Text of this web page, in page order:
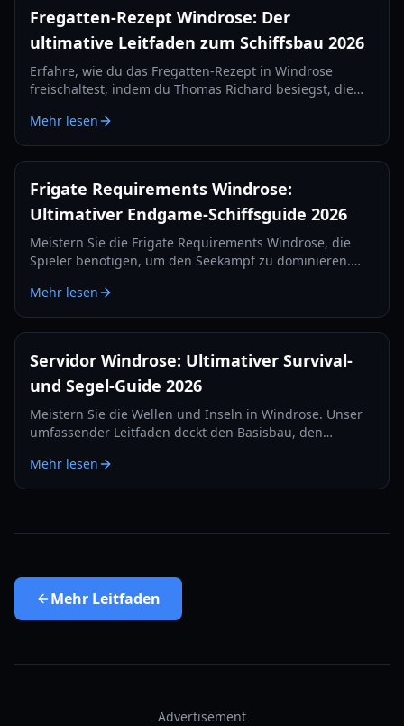
Fregatten-Rezept Windrose: Der
ultimative Leitfaden zum Schiffsbau 2026
Erfahre, wie du das Fregatten-Rezept in Windrose
freischaltest, indem du Thomas Richard besiegst, die
und Eisenbarren herstellst.
Mehr lesen
Frigate Requirements Windrose:
Ultimativer Endgame-Schiffsguide 2026
Meistern Sie die Frigate Requirements Windrose, die
Spieler benötigen, um den Seekampf zu dominieren.
Verteidigungsgegenstände und Taktiken für 2026.
Mehr lesen
Servidor Windrose: Ultimativer Survival-
und Segel-Guide 2026
Meistern Sie die Wellen und Inseln in Windrose. Unser
umfassender Leitfaden deckt den Basisbau, den
Mehr lesen
Mehr Leitfaden
Advertisement